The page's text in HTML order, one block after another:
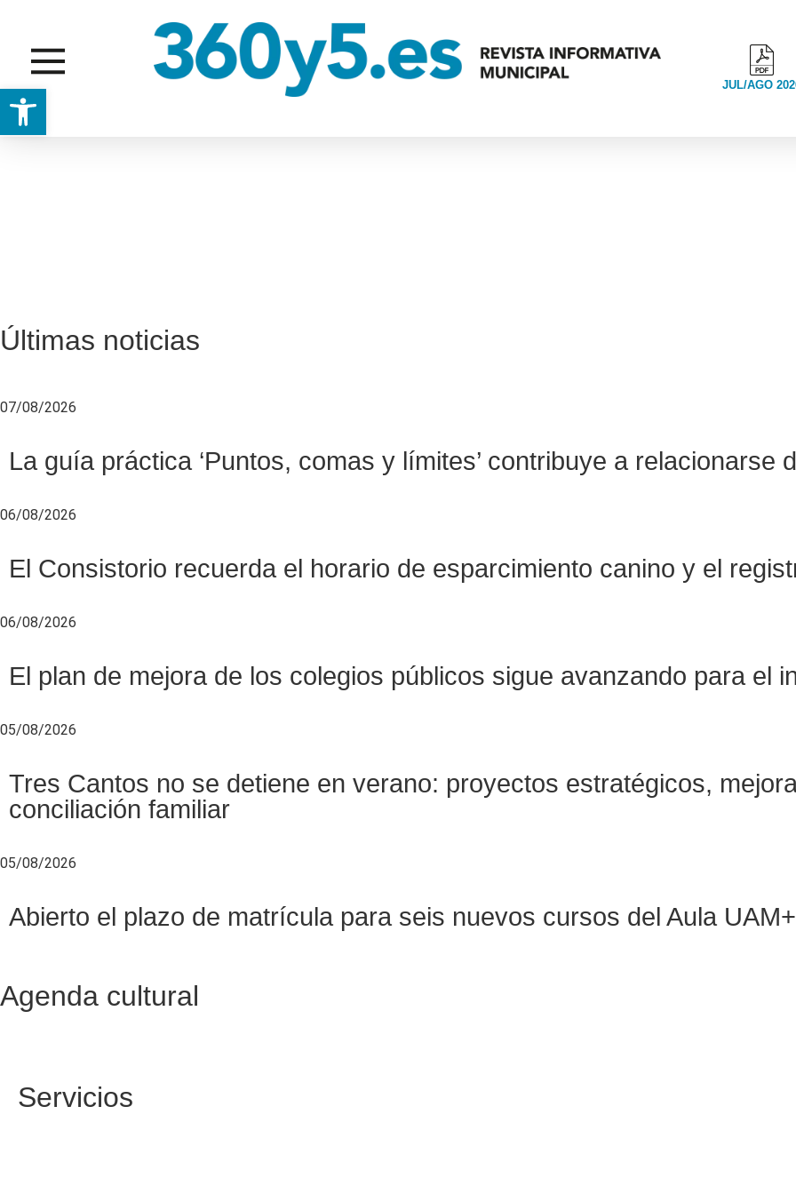
Abrir barra de herramientas JUL/AGO
Últimas noticias
07/08/2026
La guía práctica ‘Puntos, comas y límites’ contribuye a relacionarse
06/08/2026
El Consistorio recuerda el horario de esparcimiento canino y el
06/08/2026
El plan de mejora de los colegios públicos sigue avanzando para el
05/08/2026
Tres Cantos no se detiene en verano: proyectos estratégicos,
conciliación familiar
05/08/2026
Abierto el plazo de matrícula para seis nuevos cursos del Aula
Agenda cultural
Servicios